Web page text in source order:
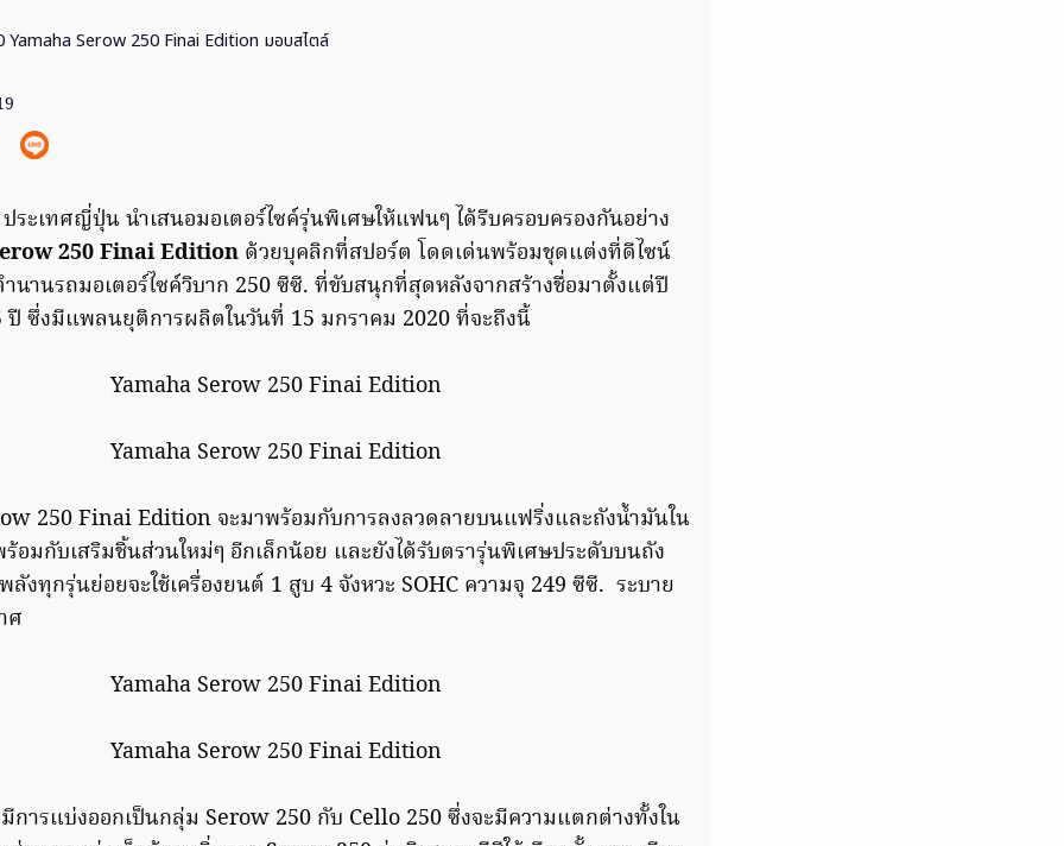
Yamaha Serow 250 Finai Edition มอบสไตล์
ประเทศญี่ปุ่น นำเสนอมอเตอร์ไซค์รุ่นพิเศษให้แฟนๆ ได้รีบครอบครองกันอย่าง
250 Finai Edition ด้วยบุคลิกที่สปอร์ต โดดเด่นพร้อมชุดแต่งที่ดีไซน์
นานรถมอเตอร์ไซค์วิบาก 250 ซีซี. ที่ขับสนุกที่สุดหลังจากสร้างชื่อมาตั้งแต่ปี
ปี ซึ่งมีแพลนยุติการผลิตในวันที่ 15 มกราคม 2020 ที่จะถึงนี้
250 Finai Edition จะมาพร้อมกับการลงลวดลายบนแฟริ่งและถังน้ำมันใน
อมกับเสริมชิ้นส่วนใหม่ๆ อีกเล็กน้อย และยังได้รับตรารุ่นพิเศษประดับบนถัง
งทุกรุ่นย่อยจะใช้เครื่องยนต์ 1 สูบ 4 จังหวะ SOHC ความจุ 249 ซีซี. ระบาย
ศ
การแบ่งออกเป็นกลุ่ม Serow 250 กับ Cello 250 ซึ่งจะมีความแตกต่างทั้งใน